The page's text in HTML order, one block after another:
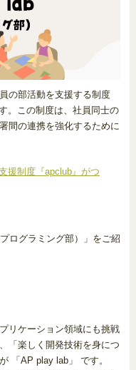
の部活動を支援する制度
。この制度は、社員同士の
間の連携を強化するために
援制度『apclub』がつ
ログラミング部）」をご紹
リケーション領域にも挑戦
「楽しく開発技術を身につ
「AP play lab」 です。